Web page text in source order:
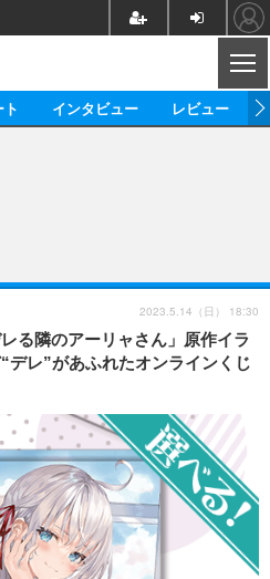
グッズ
ビジネス
アーティスト
実写
座談会
ABEMA Cafe
ト インタビュー レビュー
る隣のアーリャさん」原作イラ
デレ”があふれたオンラインくじ
2023.5.14（日） 18:30